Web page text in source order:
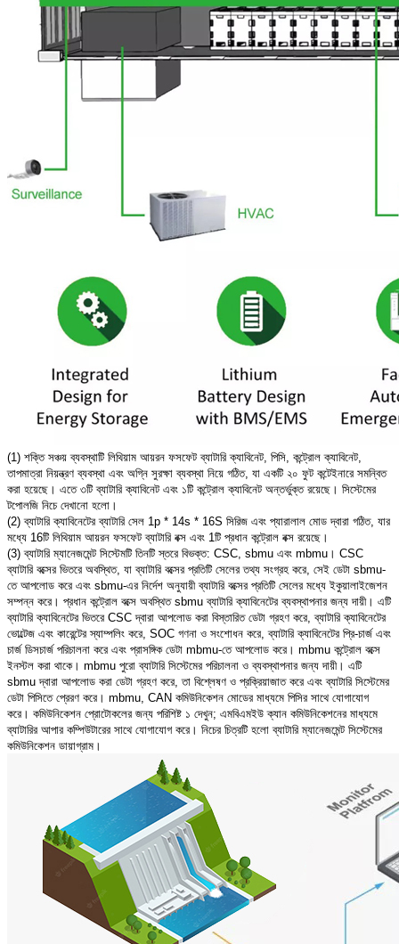
(1) শক্তি সঞ্চয় ব্যবস্থাটি লিথিয়াম আয়রন ফসফেট ব্যাটারি ক্যাবিনেট, পিসি, কন্ট্রোল ক্যাবিনেট,
তাপমাত্রা নিয়ন্ত্রণ ব্যবস্থা এবং অগ্নি সুরক্ষা ব্যবস্থা নিয়ে গঠিত, যা একটি ২০ ফুট কন্টেইনারে সমন্বিত
করা হয়েছে। এতে ৩টি ব্যাটারি ক্যাবিনেট এবং ১টি কন্ট্রোল ক্যাবিনেট অন্তর্ভুক্ত রয়েছে। সিস্টেমের
টপোলজি নিচে দেখানো হলো।
(2) ব্যাটারি ক্যাবিনেটের ব্যাটারি সেল 1p * 14s * 16S সিরিজ এবং প্যারালাল মোড দ্বারা গঠিত, যার
মধ্যে 16টি লিথিয়াম আয়রন ফসফেট ব্যাটারি বক্স এবং 1টি প্রধান কন্ট্রোল বক্স রয়েছে।
(3) ব্যাটারি ম্যানেজমেন্ট সিস্টেমটি তিনটি স্তরে বিভক্ত: CSC, sbmu এবং mbmu। CSC
ব্যাটারি বক্সের ভিতরে অবস্থিত, যা ব্যাটারি বক্সের প্রতিটি সেলের তথ্য সংগ্রহ করে, সেই ডেটা sbmu-
তে আপলোড করে এবং sbmu-এর নির্দেশ অনুযায়ী ব্যাটারি বক্সের প্রতিটি সেলের মধ্যে ইকুয়ালাইজেশন
সম্পন্ন করে। প্রধান কন্ট্রোল বক্সে অবস্থিত sbmu ব্যাটারি ক্যাবিনেটের ব্যবস্থাপনার জন্য দায়ী। এটি
ব্যাটারি ক্যাবিনেটের ভিতরে CSC দ্বারা আপলোড করা বিস্তারিত ডেটা গ্রহণ করে, ব্যাটারি ক্যাবিনেটের
ভোল্টেজ এবং কারেন্টের স্যাম্পলিং করে, SOC গণনা ও সংশোধন করে, ব্যাটারি ক্যাবিনেটের প্রি-চার্জ এবং
চার্জ ডিসচার্জ পরিচালনা করে এবং প্রাসঙ্গিক ডেটা mbmu-তে আপলোড করে। mbmu কন্ট্রোল বক্সে
ইনস্টল করা থাকে। mbmu পুরো ব্যাটারি সিস্টেমের পরিচালনা ও ব্যবস্থাপনার জন্য দায়ী। এটি
sbmu দ্বারা আপলোড করা ডেটা গ্রহণ করে, তা বিশ্লেষণ ও প্রক্রিয়াজাত করে এবং ব্যাটারি সিস্টেমের
ডেটা পিসিতে প্রেরণ করে। mbmu, CAN কমিউনিকেশন মোডের মাধ্যমে পিসির সাথে যোগাযোগ
করে। কমিউনিকেশন প্রোটোকলের জন্য পরিশিষ্ট ১ দেখুন; এমবিএমইউ ক্যান কমিউনিকেশনের মাধ্যমে
ব্যাটারির আপার কম্পিউটারের সাথে যোগাযোগ করে। নিচের চিত্রটি হলো ব্যাটারি ম্যানেজমেন্ট সিস্টেমের
কমিউনিকেশন ডায়াগ্রাম।